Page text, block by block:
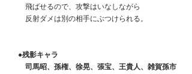
飛ばせるので、攻撃はいなしながら
反射ダメは別の相手にぶつけられる。
●残影キャラ
司馬昭、孫権、徐晃、張宝、王貴人、雑賀孫市